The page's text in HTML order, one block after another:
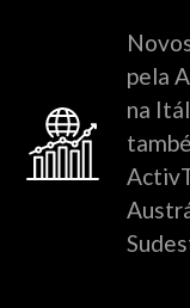
pela
na